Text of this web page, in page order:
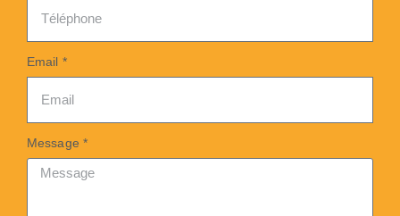
Email *
Message *